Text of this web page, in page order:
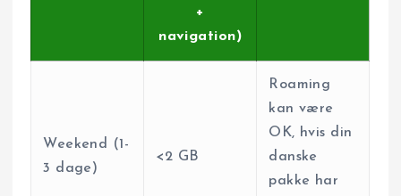
+
navigation)
Weekend (1-
3 dage)
<2 GB
Roaming
kan være
OK, hvis din
danske
pakke har